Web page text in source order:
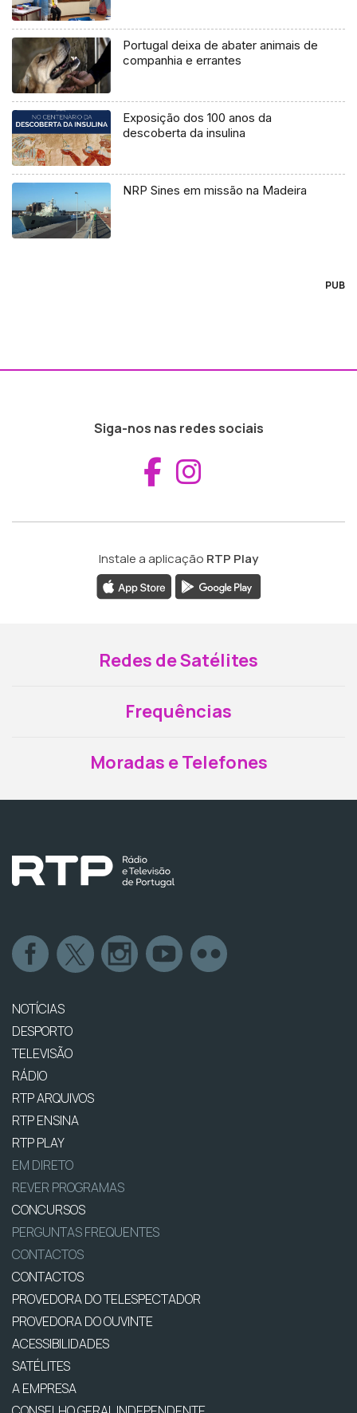
Portugal deixa de abater animais de
companhia e errantes
Exposição dos 100 anos da
descoberta da insulina
NRP Sines em missão na Madeira
PUB
Siga-nos nas redes sociais
Aceder ao
Instale a aplicação RTP Play
Redes de Satélites
Frequências
Moradas e Telefones
NOTÍCIAS
DESPORTO
TELEVISÃO
RÁDIO
RTP ARQUIVOS
RTP ENSINA
RTP PLAY
EM DIRETO
REVER PROGRAMAS
CONCURSOS
PERGUNTAS FREQUENTES
CONTACTOS
CONTACTOS
PROVEDORA DO TELESPECTADOR
PROVEDORA DO OUVINTE
ACESSIBILIDADES
SATÉLITES
A EMPRESA